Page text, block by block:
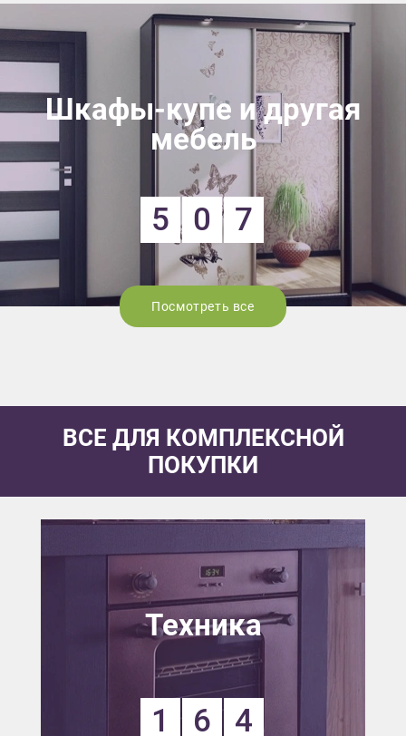
Шкафы-купе и другая
мебель
5 0 7
Посмотреть все
ВСЕ ДЛЯ КОМПЛЕКСНОЙ
ПОКУПКИ
Техника
1 6 4